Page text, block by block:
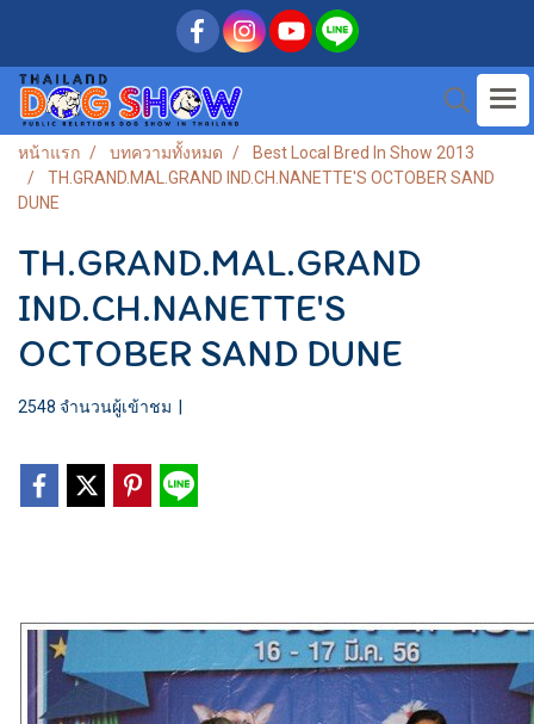
หน้าแรก บทความทั้งหมด
Best Local Bred In Show 2013
TH.GRAND.MAL.GRAND IND.CH.NANETTE'S OCTOBER SAND
DUNE
TH.GRAND.MAL.GRAND
IND.CH.NANETTE'S
OCTOBER SAND DUNE
2548 จำนวนผู้เข้าชม